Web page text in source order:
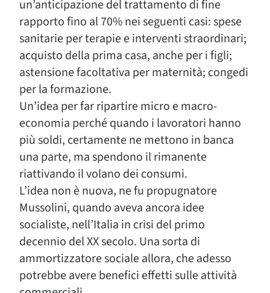
un’anticipazione del trattamento di fine
rapporto fino al 70% nei seguenti casi: spese
sanitarie per terapie e interventi straordinari;
acquisto della prima casa, anche per i figli;
astensione facoltativa per maternità; congedi
per la formazione.
Un’idea per far ripartire micro e macro-
economia perché quando i lavoratori hanno
più soldi, certamente ne mettono in banca
una parte, ma spendono il rimanente
riattivando il volano dei consumi.
L’idea non è nuova, ne fu propugnatore
Mussolini, quando aveva ancora idee
socialiste, nell’Italia in crisi del primo
decennio del XX secolo. Una sorta di
ammortizzatore sociale allora, che adesso
potrebbe avere benefici effetti sulle attività